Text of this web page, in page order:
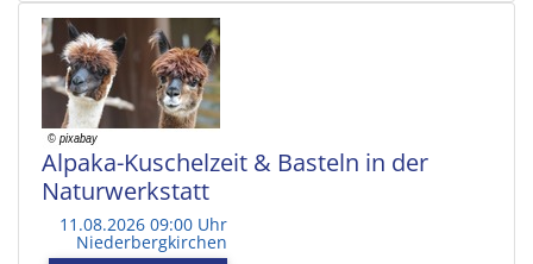
Alpaka-Kuschelzeit & Basteln in der
Naturwerkstatt
11.08.2026 09:00 Uhr
Niederbergkirchen